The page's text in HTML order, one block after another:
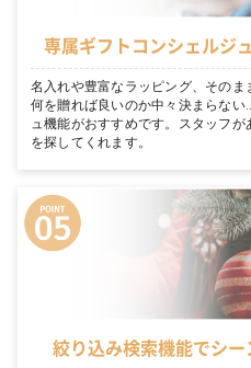
専属ギフトコンシェルジ
名入れや豊富なラッピング、その
何を贈れば良いのか中々決まらな
ュ機能がおすすめです。スタッフ
を探してくれます。
絞り込み検索機能でシ